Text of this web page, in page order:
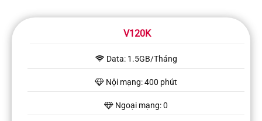
V120K
Data: 1.5GB/Tháng
Nội mạng: 400 phút
Ngoại mạng: 0